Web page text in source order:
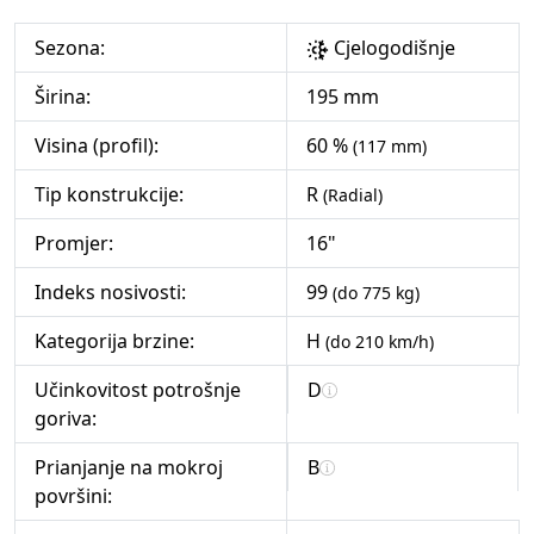
Sezona:
Cjelogodišnje
Širina:
195 mm
Visina (profil):
60 % (117 mm)
Tip konstrukcije: R (Radial)
Promjer:
16"
Indeks nosivosti:
99 (do 775 kg)
Kategorija brzine: H (do 210 km/h)
Učinkovitost potrošnje
goriva:
D
Prianjanje na mokroj
površini:
B